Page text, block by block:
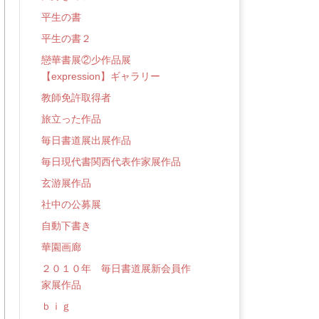
平生の書
平生の書２
戀華書展②少作品展
【expression】ギャラリー
教師免許取得者
旅立った作品
毎日書道展出展作品
毎日現代書関西代表作家展作品
玄游展作品
社中の公募展
自動下書き
華園画廊
２０１０年 毎日書道展新会員作
家展作品
ｂｉｇ